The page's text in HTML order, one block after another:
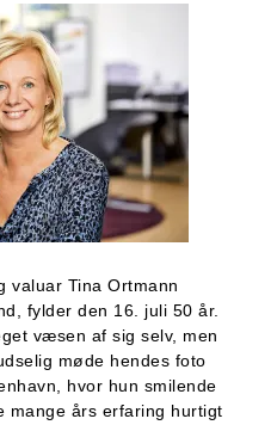
valuar Tina Ortmann
fylder den 16. juli 50 år.
væsen af sig selv, men
møde hendes foto
hvor hun smilende
mange års erfaring hurtigt